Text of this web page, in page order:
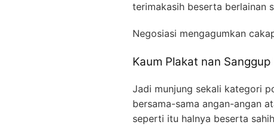
terimakasih beserta berlainan
Negosiasi mengagumkan
Kaum Plakat nan
Jadi munjung sekali kategori
bersama-sama angan-angan
seperti itu halnya beserta